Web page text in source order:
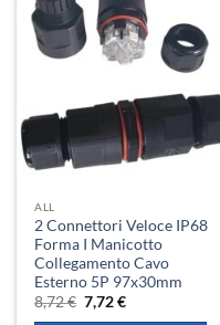
ALL
2 Connettori Veloce IP68
Forma I Manicotto
Collegamento Cavo
Esterno 5P 97x30mm
8,72€ Il
prezzo
7,72€Il